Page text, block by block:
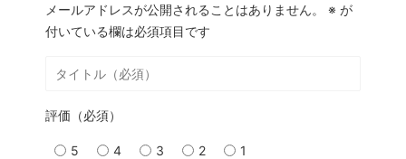
メールアドレスが公開されることはありません。 ※ が
付いている欄は必須項目です
評価（必須）
5 4 3 2 1